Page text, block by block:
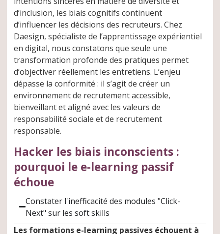
d’inclusion, les biais cognitifs continuent
d’influencer les décisions des recruteurs. Chez
Daesign, spécialiste de l’apprentissage expérientiel
en digital, nous constatons que seule une
transformation profonde des pratiques permet
d’objectiver réellement les entretiens. L’enjeu
dépasse la conformité : il s’agit de créer un
environnement de recrutement accessible,
bienveillant et aligné avec les valeurs de
responsabilité sociale et de recrutement
responsable.
Hacker les biais inconscients :
pourquoi le e-learning passif
échoue
Constater l'inefficacité des modules "Click-
Next" sur les soft skills
Les formations e-learning passives échouent à